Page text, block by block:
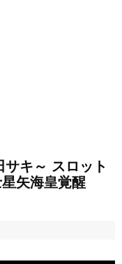
キ～ スロット
矢海皇覚醒